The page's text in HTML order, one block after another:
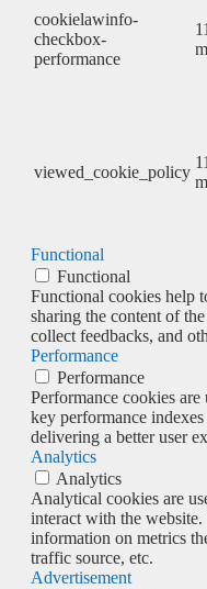
cookielawinfo-
checkbox-
performance
11
viewed_cookie_policy
11
Functional
Functional
Functional cookies help
sharing the content of
collect feedbacks, and
Performance
Performance
Performance cookies are
key performance
delivering a better user
Analytics
Analytics
Analytical cookies are
interact with the
information on metrics
traffic source, etc.
Advertisement